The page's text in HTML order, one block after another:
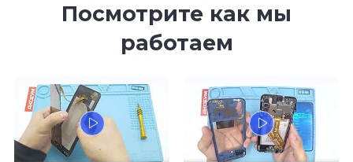
Посмотрите как мы
работаем